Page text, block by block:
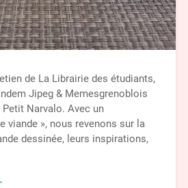
de La Librairie des étudiants,
Jipeg & Memesgrenoblois
Narvalo. Avec un
viande », nous revenons sur la
dessinée, leurs inspirations,